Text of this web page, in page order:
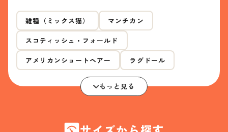
雑種（ミックス猫） マンチカン
スコティッシュ・フォールド
アメリカンショートヘアー ラグドール
もっと見る